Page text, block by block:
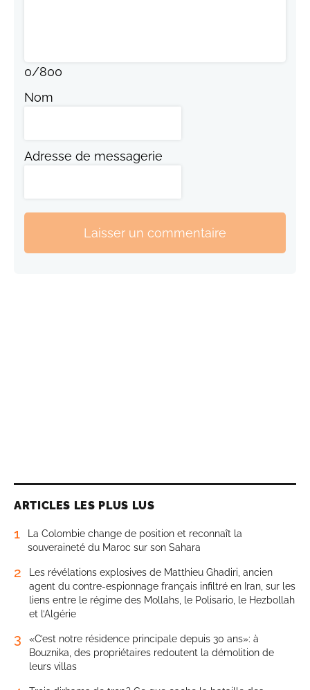
0/800
Nom
Adresse de messagerie
Laisser un commentaire
ARTICLES LES PLUS LUS
1
La Colombie change de position et reconnaît la
souveraineté du Maroc sur son Sahara
2
Les révélations explosives de Matthieu Ghadiri, ancien
agent du contre-espionnage français infiltré en Iran, sur les
liens entre le régime des Mollahs, le Polisario, le Hezbollah
et l’Algérie
3
«C’est notre résidence principale depuis 30 ans»: à
Bouznika, des propriétaires redoutent la démolition de
leurs villas